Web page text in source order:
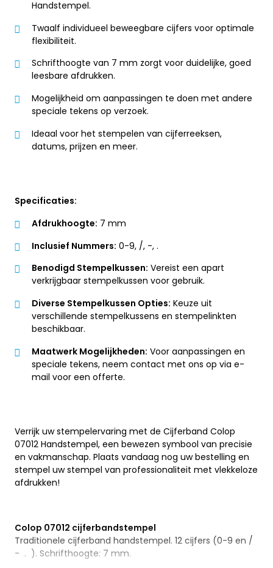
Handstempel.
Twaalf individueel beweegbare cijfers voor optimale
flexibiliteit.
Schrifthoogte van 7 mm zorgt voor duidelijke, goed
leesbare afdrukken.
Mogelijkheid om aanpassingen te doen met andere
speciale tekens op verzoek.
Ideaal voor het stempelen van cijferreeksen,
datums, prijzen en meer.
Specificaties:
Afdrukhoogte: 7 mm
Inclusief Nummers: 0-9, /, -, .
Benodigd Stempelkussen: Vereist een apart
verkrijgbaar stempelkussen voor gebruik.
Diverse Stempelkussen Opties: Keuze uit
verschillende stempelkussens en stempelinkten
beschikbaar.
Maatwerk Mogelijkheden: Voor aanpassingen en
speciale tekens, neem contact met ons op via e-
mail voor een offerte.
Verrijk uw stempelervaring met de Cijferband Colop
07012 Handstempel, een bewezen symbool van precisie
en vakmanschap. Plaats vandaag nog uw bestelling en
stempel uw stempel van professionaliteit met vlekkeloze
afdrukken!
Colop 07012 cijferbandstempel
Traditionele cijferband handstempel. 12 cijfers (0-9 en /
- . ). Schrifthoogte: 7 mm.